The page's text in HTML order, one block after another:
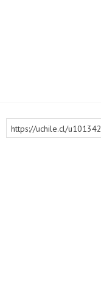
https://uchile.cl/u101342